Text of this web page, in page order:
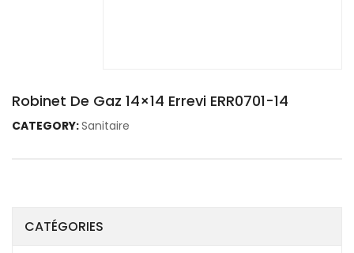
CATÉGORIES
Robinet De Gaz 14×14 Errevi ERR0701-14
CATEGORY:Sanitaire